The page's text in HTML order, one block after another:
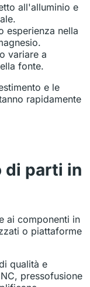
all'alluminio e
esperienza nella
variare a
fonte.
e le
rapidamente
di parti in
ai componenti in
o piattaforme
qualità e
pressofusione